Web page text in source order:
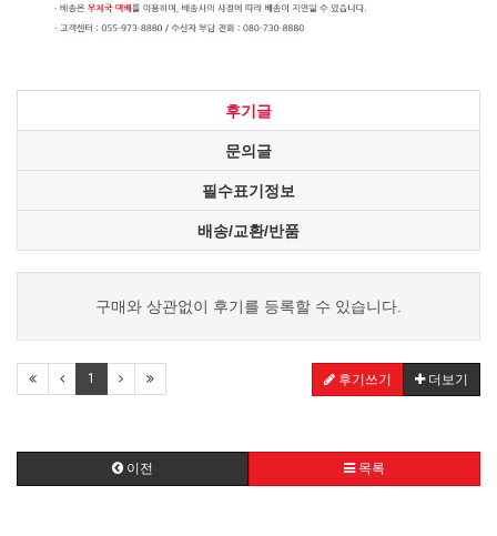
후기글
문의글
필수표기정보
배송/교환/반품
구매와 상관없이 후기를 등록할 수 있습니다.
1 후기쓰기 더보기
이전 목록